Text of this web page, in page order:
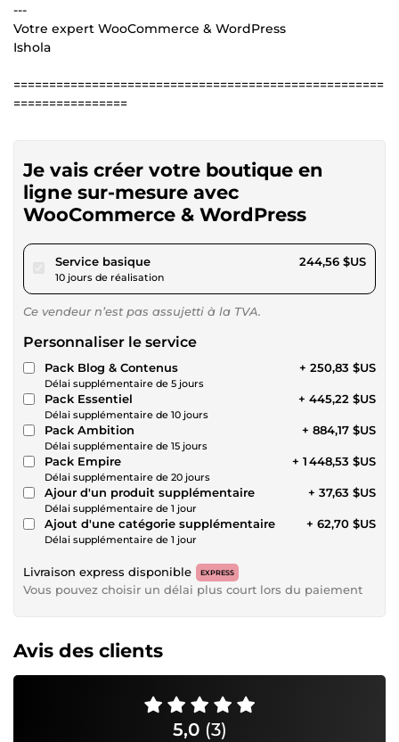
---
Votre expert WooCommerce & WordPress
Ishola
====================================================
================
Je vais créer votre boutique en
ligne sur-mesure avec
WooCommerce & WordPress
Service basiquepour 225,40 $US
10 jours de réalisation
244,56 $US
Ce vendeur n’est pas assujetti à la TVA.
Personnaliser le service
Pack Blog & Contenus
Délai supplémentaire de 5 jours
+ 250,83 $US
Pack Essentiel
Délai supplémentaire de 10 jours
+ 445,22 $US
Pack Ambition
Délai supplémentaire de 15 jours
+ 884,17 $US
Pack Empire
Délai supplémentaire de 20 jours
+ 1 448,53 $US
Ajour d'un produit supplémentaire
Délai supplémentaire de 1 jour
+ 37,63 $US
Ajout d'une catégorie supplémentaire
Délai supplémentaire de 1 jour
+ 62,70 $US
Livraison express disponible EXPRESS
Vous pouvez choisir un délai plus court lors du paiement
Avis des clients
5,0 (3)